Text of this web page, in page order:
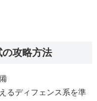
攻略方法
るディフェンス系を準